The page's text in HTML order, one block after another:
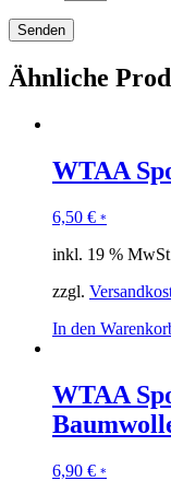
Ähnliche
WTAA
6,50 € *
inkl. 19 %
zzgl.
In den
WTAA
6,90 € *